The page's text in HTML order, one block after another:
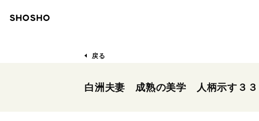
戻る
白洲夫妻 成熟の美学 人柄示す３